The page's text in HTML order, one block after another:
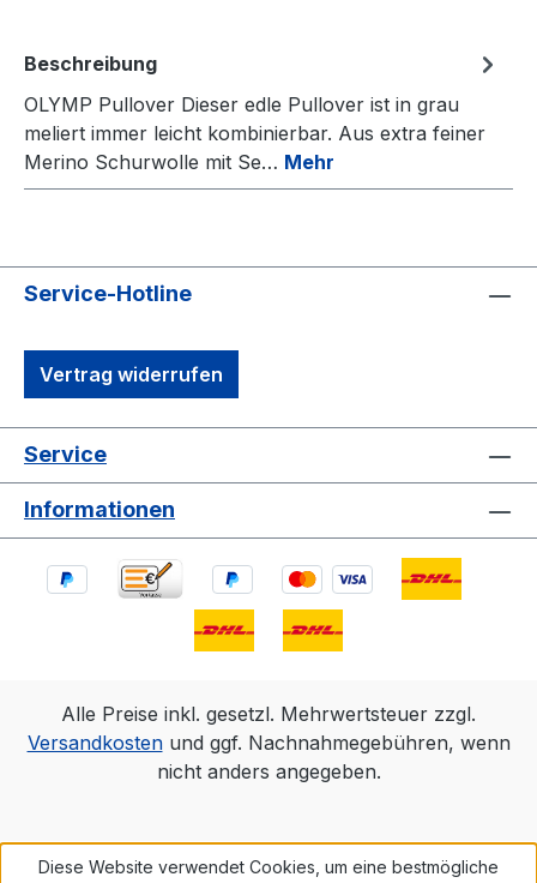
Beschreibung
OLYMP Pullover Dieser edle Pullover ist in grau
meliert immer leicht kombinierbar. Aus extra feiner
Merino Schurwolle mit Se… Mehr
Service-Hotline
Vertrag widerrufen
Service
Informationen
Alle Preise inkl. gesetzl. Mehrwertsteuer zzgl.
Versandkostenund ggf. Nachnahmegebühren, wenn
nicht anders angegeben.
Diese Website verwendet Cookies, um eine bestmögliche